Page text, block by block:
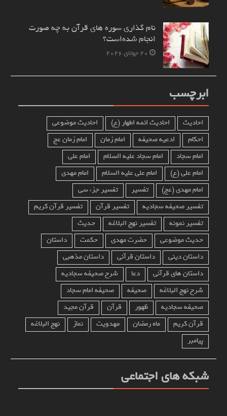
نام‌ گذاری سوره های قرآن به چه صورت
انجام شده‌است؟
20 جولای 2026
ابرچسب
احادیث احادیث ائمه اطهار (ع)
احادیث موضوعی
احکام
ادعیه صحیفه امام زمان
امام زمان عج
امام سجاد
امام سجاد علیه السلام
امام علی
امام علی (ع)
امام علی علیه السلام
امام مهدی
امام مهدی (عج)
تفسیر
تفسیر جزء سی
تفسیر صحیفه سجادیه
تفسیر قرآن
تفسیر قرآن کریم
تفسیر نمونه
تفسیر نهج البلاغه
حدیث
حدیث موضوعی
حضرت مهدی حکمت
داستان
داستان دینی
داستان قرآنی
داستان مذهبی
داستان های قرآنی
دعا
شرح صحیفه سجادیه
شرح نهج البلاغه
صحیفه
صحیفه امام سجاد
صحیفه سجادیه
ظهور قرآن
قرآن مجید
قرآن کریم
ماه رمضان مهدویت نماز
نهج البلاغه
پیامبر
شبکه های اجتماعی